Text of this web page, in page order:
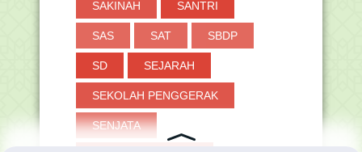
SAKINAH SANTRI
SAS SAT SBDP
SD SEJARAH
SEKOLAH PENGGERAK
SENJATA